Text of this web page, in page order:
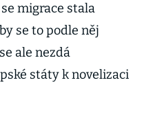
migrace stala
se to podle něj
ale nezdá
státy k novelizaci